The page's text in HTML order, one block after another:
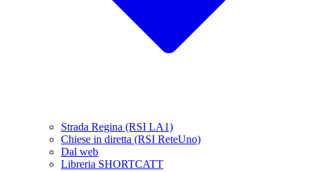
Strada Regina (RSI LA1)
Chiese in diretta (RSI ReteUno)
Dal web
Libreria SHORTCATT